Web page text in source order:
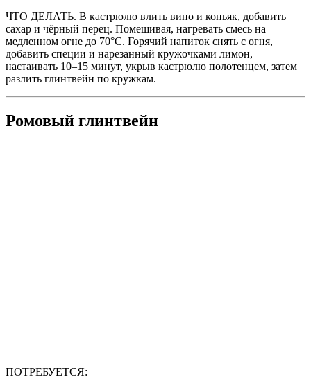
ЧТО ДЕЛАТЬ. В кастрюлю влить вино и коньяк, добавить
сахар и чёрный перец. Помешивая, нагревать смесь на
медленном огне до 70°С. Горячий напиток снять с огня,
добавить специи и нарезанный кружочками лимон,
настаивать 10–15 минут, укрыв кастрюлю полотенцем, затем
разлить глинтвейн по кружкам.
Ромовый глинтвейн
ПОТРЕБУЕТСЯ: